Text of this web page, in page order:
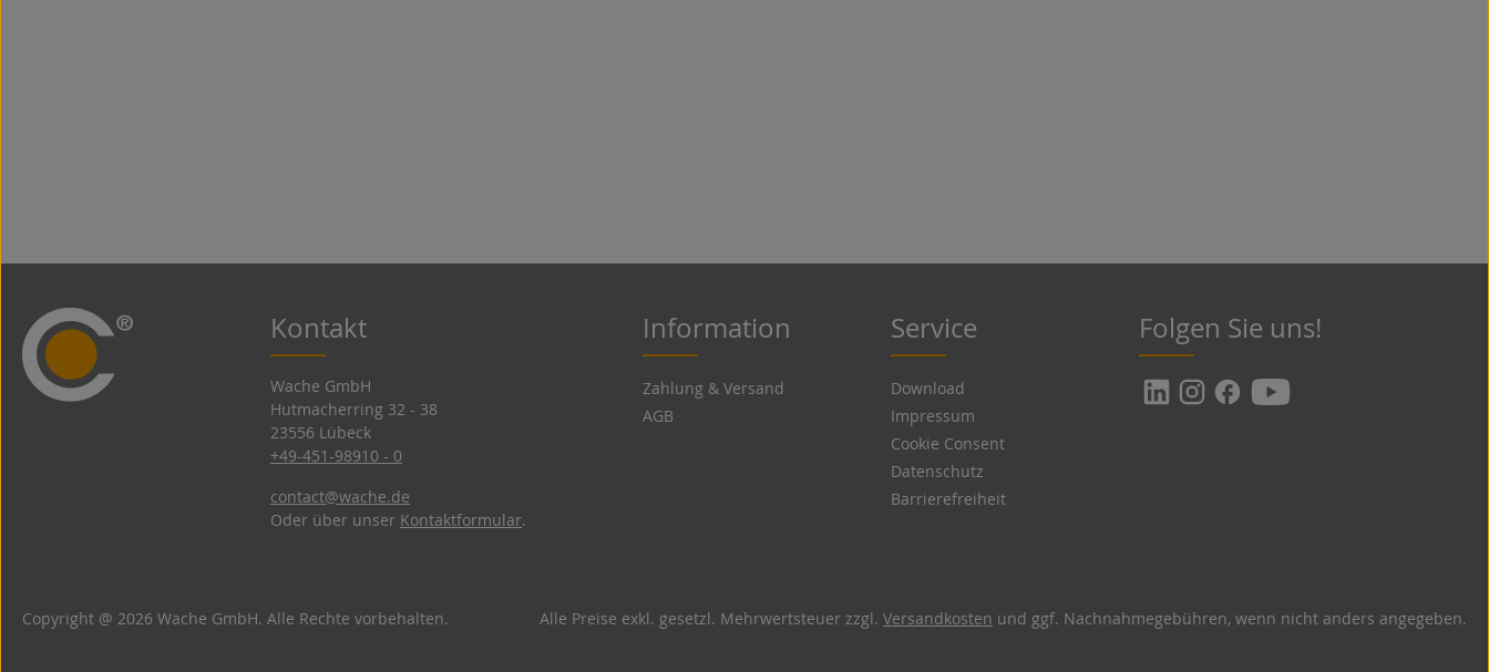
Kontakt
Wache GmbH
Hutmacherring 32 ­- 38
23556 Lübeck
+49-451-98910 - 0
contact@wache.de
Oder über unser Kontaktformular.
Information
Zahlung & Versand
AGB
Service
Download
Impressum
Cookie Consent
Datenschutz
Barrierefreiheit
Folgen Sie uns!
Copyright @ 2026 Wache GmbH. Alle Rechte vorbehalten. Alle Preise exkl. gesetzl. Mehrwertsteuer zzgl. Versandkosten und ggf. Nachnahmegebühren, wenn nicht anders angegeben.